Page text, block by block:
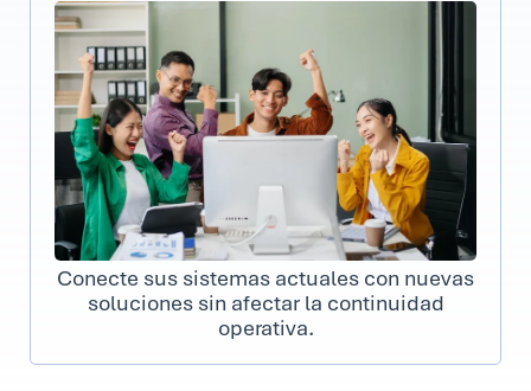
Conecte sus sistemas actuales con nuevas
soluciones sin afectar la continuidad
operativa.